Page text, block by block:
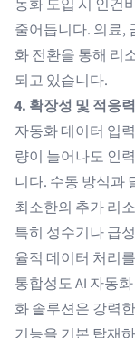
동화 도입 시 인건
줄어듭니다. 의료,
화 전환을 통해 리
되고 있습니다.
4. 확장성 및 적응력
자동화 데이터 입
량이 늘어나도 인
니다. 수동 방식과
최소한의 추가 리
특히 성수기나 급
율적 데이터 처리
통합성도 AI 자동
화 솔루션은 강력